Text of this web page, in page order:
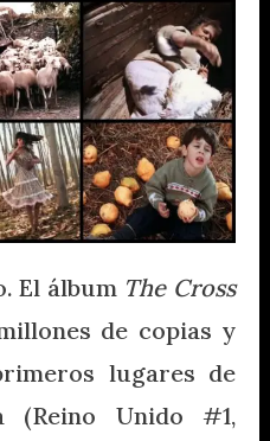
El álbum The Cross
de copias y
lugares de
(Reino Unido #1,